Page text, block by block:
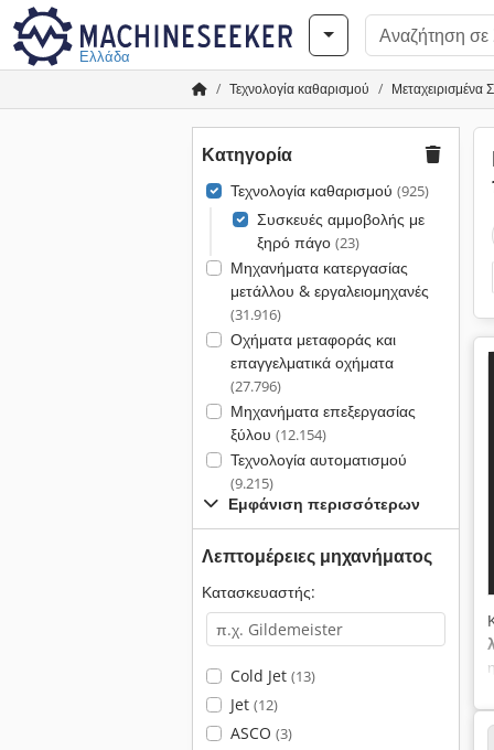
Ελλάδα
Τεχνολογία καθαρισμού
Κατηγορία
Τεχνολογία καθαρισμού (925)
Συσκευές αμμοβολής με
ξηρό πάγο (23)
Μηχανήματα κατεργασίας
μετάλλου & εργαλειομηχανές
(31.916)
Οχήματα μεταφοράς και
επαγγελματικά οχήματα
(27.796)
Μηχανήματα επεξεργασίας
ξύλου (12.154)
Τεχνολογία αυτοματισμού
(9.215)
Εμφάνιση περισσότερων
Λεπτομέρειες μηχανήματος
Κατασκευαστής:
Cold Jet (13)
Jet (12)
ASCO (3)